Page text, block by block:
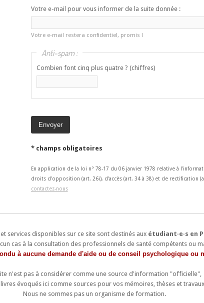
Votre e-mail pour vous informer de la suite donnée :
Votre e-mail restera confidentiel, promis !
Anti-spam :
Combien font cinq plus quatre ? (chiffres)
* champs obligatoires
En application de la loi n° 78-17 du 06 janvier 1978 relative à
droits d'opposition (art. 26i), d'accès (art. 34 à 38) et de rectification
contactez-nous
services disponibles sur ce site sont destinés aux étudiant·e·s en
cas à la consultation des professionnels de santé compétents ou
à aucune demande d'aide ou de conseil psychologique ou
n'est pas à considérer comme une source d'information "officielle",
évoqués ici comme sources pour vos mémoires, thèses et
Nous ne sommes pas un organisme de formation.